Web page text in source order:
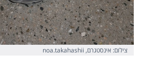
צילום: אינסטגרם, noa.takahashii